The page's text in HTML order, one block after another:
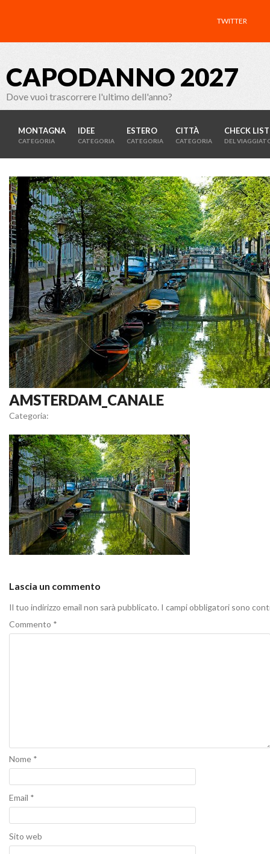
TWITTER
CAPODANNO 2027
Dove vuoi trascorrere l'ultimo dell'anno?
MONTAGNA
CATEGORIA
IDEE
CATEGORIA
ESTERO
CATEGORIA
CITTÀ
CATEGORIA
CHECK LIST
DEL
AMSTERDAM_CANALE
Categoria:
Lascia un commento
Il tuo indirizzo email non sarà pubblicato. I campi obbligatori sono
Commento *
Nome *
Email *
Sito web